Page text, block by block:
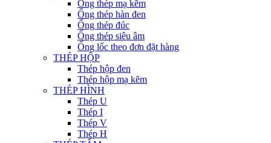
Ống thép mạ kẽm
Ống thép hàn đen
Ống thép đúc
Ống thép siêu âm
Ống lốc theo đơn đặt hàng
THÉP HỘP
Thép hộp đen
Thép hộp mạ kẽm
THÉP HÌNH
Thép U
Thép I
Thép V
Thép H